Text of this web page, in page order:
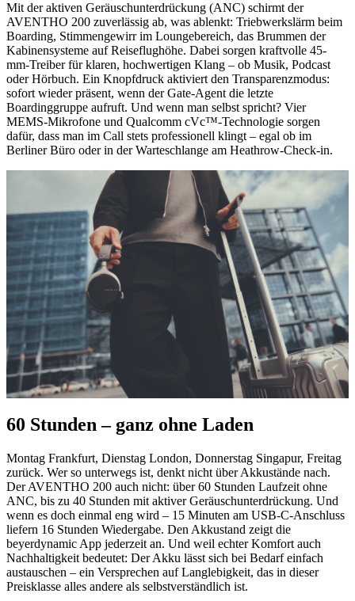
Mit der aktiven Geräuschunterdrückung (ANC) schirmt der
AVENTHO 200 zuverlässig ab, was ablenkt: Triebwerkslärm beim
Boarding, Stimmengewirr im Loungebereich, das Brummen der
Kabinensysteme auf Reiseflughöhe. Dabei sorgen kraftvolle 45-
mm-Treiber für klaren, hochwertigen Klang – ob Musik, Podcast
oder Hörbuch. Ein Knopfdruck aktiviert den Transparenzmodus:
sofort wieder präsent, wenn der Gate-Agent die letzte
Boardinggruppe aufruft. Und wenn man selbst spricht? Vier
MEMS-Mikrofone und Qualcomm cVc™-Technologie sorgen
dafür, dass man im Call stets professionell klingt – egal ob im
Berliner Büro oder in der Warteschlange am Heathrow-Check-in.
60 Stunden – ganz ohne Laden
Montag Frankfurt, Dienstag London, Donnerstag Singapur, Freitag
zurück. Wer so unterwegs ist, denkt nicht über Akkustände nach.
Der AVENTHO 200 auch nicht: über 60 Stunden Laufzeit ohne
ANC, bis zu 40 Stunden mit aktiver Geräuschunterdrückung. Und
wenn es doch einmal eng wird – 15 Minuten am USB-C-Anschluss
liefern 16 Stunden Wiedergabe. Den Akkustand zeigt die
beyerdynamic App jederzeit an. Und weil echter Komfort auch
Nachhaltigkeit bedeutet: Der Akku lässt sich bei Bedarf einfach
austauschen – ein Versprechen auf Langlebigkeit, das in dieser
Preisklasse alles andere als selbstverständlich ist.